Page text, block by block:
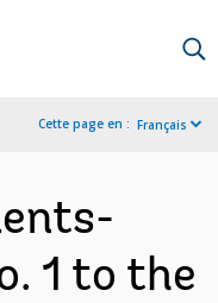
Cette page en : Français
1 to the